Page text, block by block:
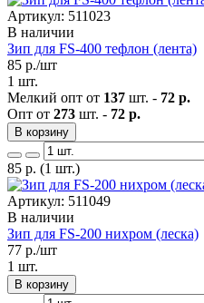
Артикул: 511023
В наличии
Зип для FS-400 тефлон (лента)
85 р./шт
1 шт.
Мелкий опт от 137 шт. - 72 р.
Опт от 273 шт. - 72 р.
В корзину
85 р. (1 шт.)
Артикул: 511049
В наличии
Зип для FS-200 нихром (леска)
77 р./шт
1 шт.
В корзину